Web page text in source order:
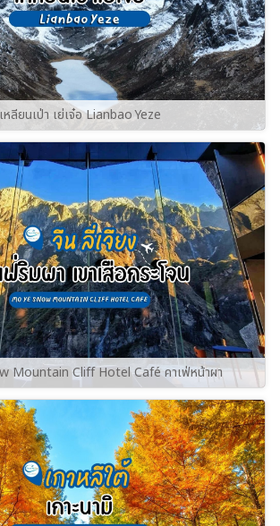
เหลียนเป่า เย่เจ๋อ Lianbao Yeze
Mountain Cliff Hotel Café คาเฟ่หน้าผา